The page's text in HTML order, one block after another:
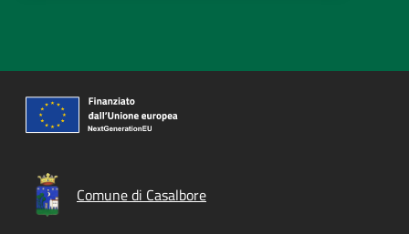
Comune di Casalbore